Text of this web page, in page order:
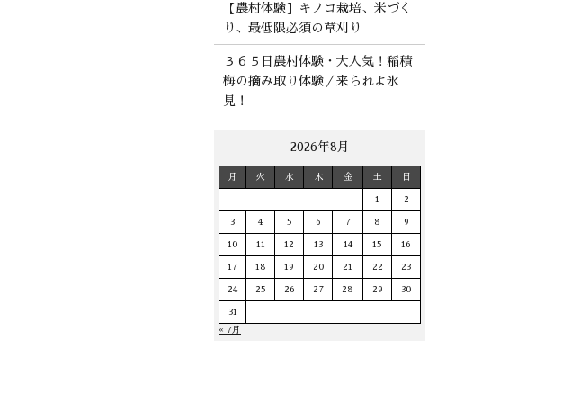
【農村体験】キノコ栽培、米づく
り、最低限必須の草刈り
３６５日農村体験・大人気！稲積
梅の摘み取り体験／来られよ氷
見！
2026年8月
月 火 水 木 金 土 日
1 2
3 4 5 6 7 8 9
10 11 12 13 14 15 16
17 18 19 20 21 22 23
24 25 26 27 28 29 30
31
« 7月